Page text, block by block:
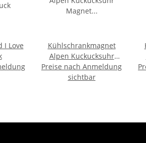
I Love
Kühlschrankmagnet
Alpen Kuckucksuhr
Magnet
Urlaubserinnerung
Preise nach Anmeldung
sichtbar